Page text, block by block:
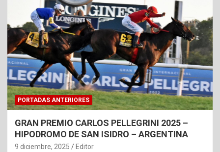
PORTADAS ANTERIORES
GRAN PREMIO CARLOS PELLEGRINI 2025 –
HIPODROMO DE SAN ISIDRO – ARGENTINA
9 diciembre, 2025 Editor